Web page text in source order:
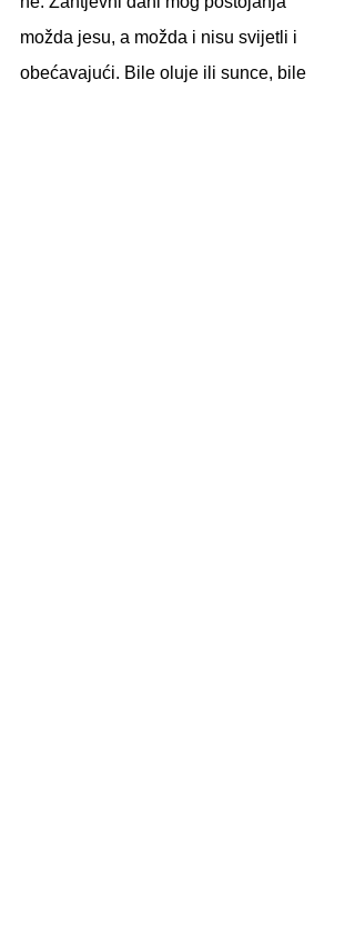
možda jesu, a možda i nisu svijetli i
obećavajući. Bile oluje ili sunce, bile